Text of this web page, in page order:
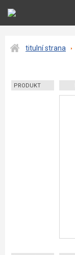
titulní strana
PRODUKT